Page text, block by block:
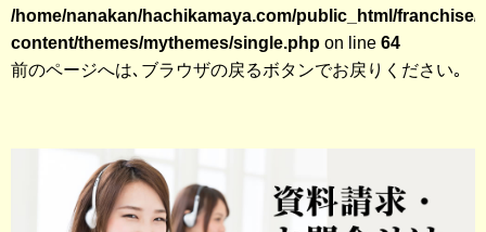
/home/nanakan/hachikamaya.com/public_html/franchise/
content/themes/mythemes/single.php on line 64
前のページへは､ブラウザの戻るボタンでお戻りください｡